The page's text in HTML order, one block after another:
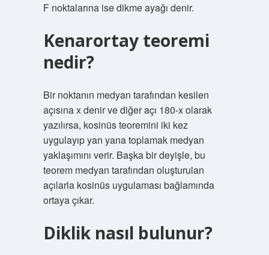
F noktalarına ise dikme ayağı denir.
Kenarortay teoremi
nedir?
Bir noktanın medyan tarafından kesilen
açısına x denir ve diğer açı 180-x olarak
yazılırsa, kosinüs teoremini iki kez
uygulayıp yan yana toplamak medyan
yaklaşımını verir. Başka bir deyişle, bu
teorem medyan tarafından oluşturulan
açılarla kosinüs uygulaması bağlamında
ortaya çıkar.
Diklik nasıl bulunur?